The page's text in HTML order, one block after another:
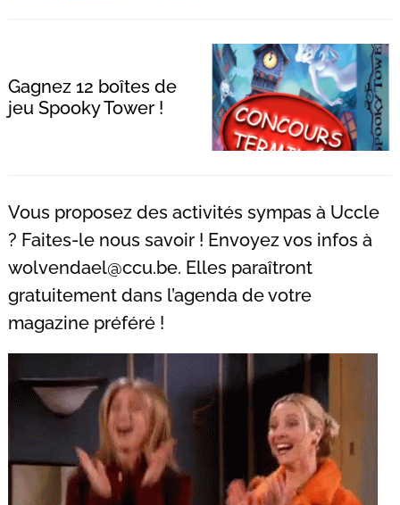
Gagnez 12 boîtes de
jeu Spooky Tower !
Vous proposez des activités sympas à Uccle
? Faites-le nous savoir ! Envoyez vos infos à
wolvendael@ccu.be. Elles paraîtront
gratuitement dans l’agenda de votre
magazine préféré !